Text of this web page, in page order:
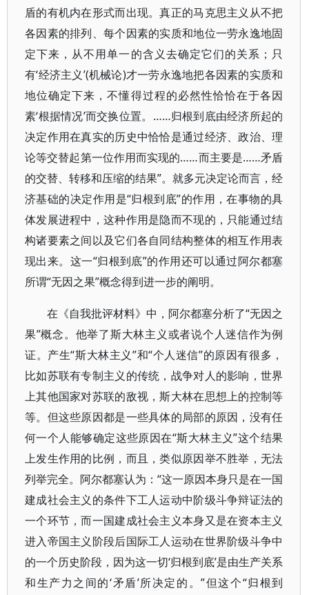
盾的有机内在形式而出现。真正的马克思主义从不把
各因素的排列、每个因素的实质和地位一劳永逸地固
定下来，从不用单一的含义去确定它们的关系；只
有‘经济主义’(机械论)才一劳永逸地把各因素的实质和
地位确定下来，不懂得过程的必然性恰恰在于各因
素‘根据情况’而交换位置。……归根到底由经济所起的
决定作用在真实的历史中恰恰是通过经济、政治、理
论等交替起第一位作用而实现的……而主要是……矛盾
的交替、转移和压缩的结果”。就多元决定论而言，经
济基础的决定作用是“归根到底”的作用，在事物的具
体发展进程中，这种作用是隐而不现的，只能通过结
构诸要素之间以及它们各自同结构整体的相互作用表
现出来。这一“归根到底”的作用还可以通过阿尔都塞
所谓“无因之果”概念得到进一步的阐明。
在《自我批评材料》中，阿尔都塞分析了“无因之
果”概念。他举了斯大林主义或者说个人迷信作为例
证。产生“斯大林主义”和“个人迷信”的原因有很多，
比如苏联有专制主义的传统，战争对人的影响，世界
上其他国家对苏联的敌视，斯大林在思想上的控制等
等。但这些原因都是一些具体的局部的原因，没有任
何一个人能够确定这些原因在“斯大林主义”这个结果
上发生作用的比例，而且，类似原因举不胜举，无法
列举完全。阿尔都塞认为：“这一原因本身只是在一国
建成社会主义的条件下工人运动中阶级斗争辩证法的
一个环节，而一国建成社会主义本身又是在资本主义
进入帝国主义阶段后国际工人运动在世界阶级斗争中
的一个历史阶段，因为这一切‘归根到底’是由生产关系
和生产力之间的‘矛盾’所决定的。”但这个“归根到